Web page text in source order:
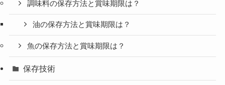
調味料の保存方法と賞味期限は？
油の保存方法と賞味期限は？
魚の保存方法と賞味期限は？
保存技術